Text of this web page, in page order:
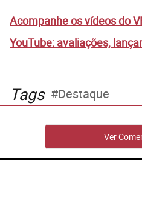
Acompanhe os vídeos do
YouTube: avaliações,
Tags Destaque
Ver